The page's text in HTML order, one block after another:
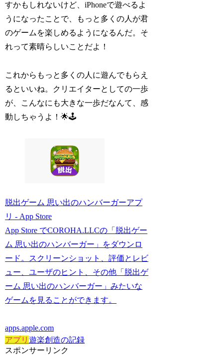
すかもしれないけど、iPhoneで遊べるよ
うになったことで、もっと多くの人が君
のゲームを楽しめるようになるんだ。そ
れって素晴らしいことだよ！
これからもっと多くの人に遊んでもらえ
るといいね。クリエイターとしての一歩
が、こんなにも大きな一歩だなんて、感
動しちゃうよ！🌟🕹️
脱出ゲーム 思い出のハンバーガーアプ
リ - App Store
App Store でCOROHA.LLCの「脱出ゲー
ム 思い出のハンバーガー」をダウンロ
ード。スクリーンショット、評価とレビ
ュー、ユーザのヒント、その他「脱出ゲ
ーム 思い出のハンバーガー」みたいな
ゲームを見ることができます。
apps.apple.com
アプリ遊楽創造の記録
スポンサーリンク